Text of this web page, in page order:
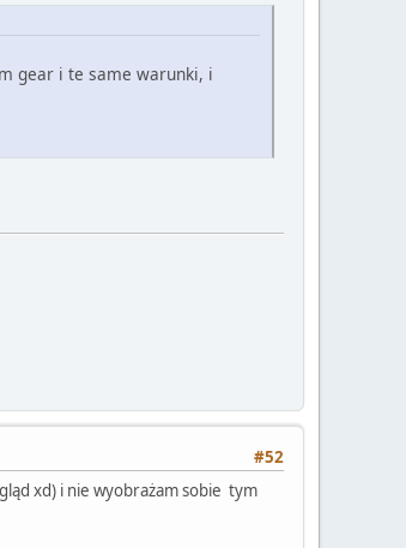
gear i te same warunki, i
#52
xd) i nie wyobrażam sobie tym